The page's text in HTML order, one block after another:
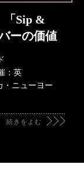
「Sip &
ーの価値
：英
・ニューヨー
続きをよむ